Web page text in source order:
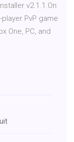
v2.1.1.On
PvP game
One, PC, and